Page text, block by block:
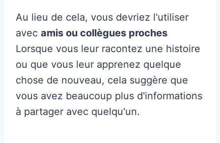
Au lieu de cela, vous devriez l'utiliser
avec amis ou collègues proches
Lorsque vous leur racontez une histoire
ou que vous leur apprenez quelque
chose de nouveau, cela suggère que
vous avez beaucoup plus d'informations
à partager avec quelqu'un.